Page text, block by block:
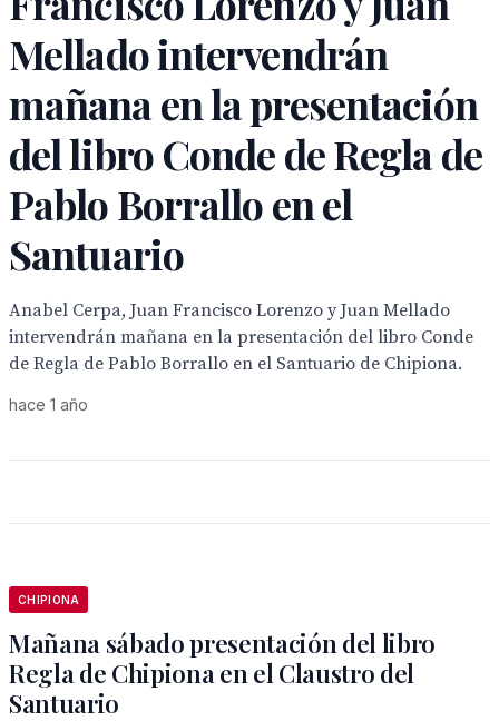
Mellado intervendrán
mañana en la presentación
del libro Conde de Regla de
Pablo Borrallo en el
Santuario
Anabel Cerpa, Juan Francisco Lorenzo y Juan Mellado
intervendrán mañana en la presentación del libro Conde
de Regla de Pablo Borrallo en el Santuario de Chipiona.
hace 1 año
CHIPIONA
Mañana sábado presentación del libro
Regla de Chipiona en el Claustro del
Santuario